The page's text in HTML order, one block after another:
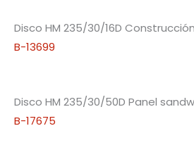
Disco HM 235/30/16D Construcción
B-13699
Disco HM 235/30/50D Panel
B-17675